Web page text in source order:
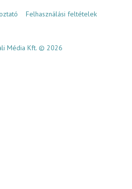
Felhasználási feltételek
Média Kft. © 2026